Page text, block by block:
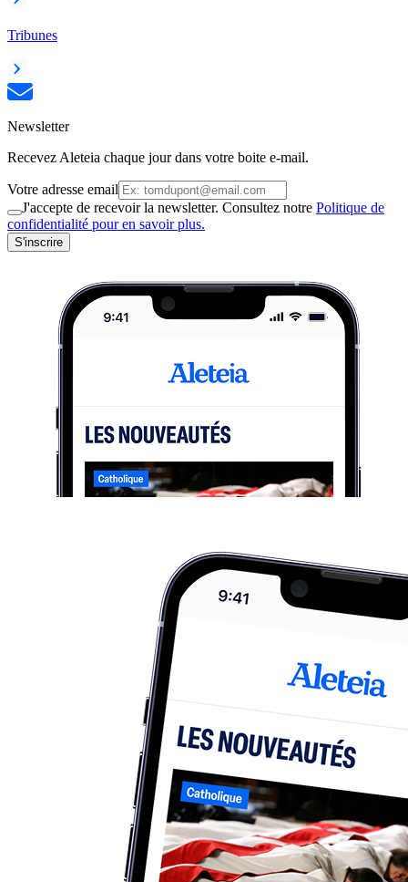
Tribunes
Newsletter
Recevez Aleteia chaque jour dans votre boite e-mail.
Votre adresse email
J'accepte de recevoir la newsletter. Consultez notre Politique de
confidentialité pour en savoir plus.
S'inscrire